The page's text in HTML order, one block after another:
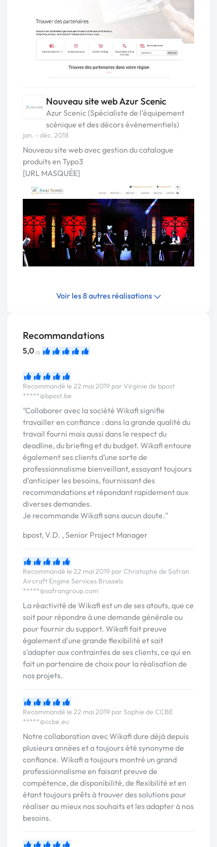
Nouveau site web Azur Scenic
Azur Scenic (Spécialiste de l’équipement
scénique et des décors événementiels)
jan. - déc. 2018
Nouveau site web avec gestion du catalogue
produits en Typo3
[URL MASQUÉE]
Voir les 8 autres réalisations
Recommandations
5,0 /5
Recommandé le 22 mai 2019 par Virginie de bpost
*****@bpost.be
"Collaborer avec la société Wikafi signifie
travailler en confiance : dans la grande qualité du
travail fourni mais aussi dans le respect du
deadline, du briefing et du budget. Wikafi entoure
également ses clients d’une sorte de
professionnalisme bienveillant, essayant toujours
d’anticiper les besoins, fournissant des
recommandations et répondant rapidement aux
diverses demandes.
Je recommande Wikafi sans aucun doute."
bpost, V.D. , Senior Project Manager
Recommandé le 22 mai 2019 par Christophe de Safran
Aircraft Engine Services Brussels
*****@safrangroup.com
La réactivité de Wikafi est un de ses atouts, que ce
soit pour répondre à une demande générale ou
pour fournir du support. Wikafi fait preuve
également d'une grande flexibilité et sait
s'adapter aux contraintes de ses clients, ce qui en
fait un partenaire de choix pour la réalisation de
nos projets.
Recommandé le 22 mai 2019 par Sophie de CCBE
*****@ccbe.eu
Notre collaboration avec Wikafi dure déjà depuis
plusieurs années et a toujours été synonyme de
confiance. Wikafi a toujours montré un grand
professionnalisme en faisant preuve de
compétence, de disponibilité, de flexibilité et en
étant toujours prêts à trouver des solutions pour
réaliser au mieux nos souhaits et les adapter à nos
besoins.